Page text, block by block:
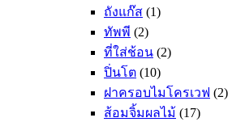
ถังแก๊ส (1)
ทัพพี (2)
ที่ใส่ช้อน (2)
ปิ่นโต (10)
ฝาครอบไมโครเวฟ (2)
ส้อมจิ้มผลไม้ (17)